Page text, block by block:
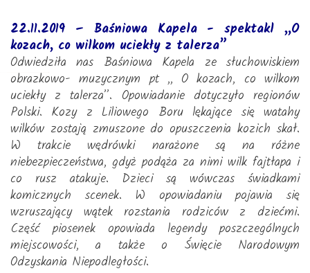
22.11.2019 – Baśniowa Kapela - spektakl „O
kozach, co wilkom uciekły z talerza”
Odwiedziła nas Baśniowa Kapela ze słuchowiskiem
obrazkowo- muzycznym pt ,, O kozach, co wilkom
uciekły z talerza”. Opowiadanie dotyczyło regionów
Polski. Kozy z Liliowego Boru lękające się watahy
wilków zostają zmuszone do opuszczenia kozich skał.
W trakcie wędrówki narażone są na różne
niebezpieczeństwa, gdyż podąża za nimi wilk fajtłapa i
co rusz atakuje. Dzieci są wówczas świadkami
komicznych scenek. W opowiadaniu pojawia się
wzruszający wątek rozstania rodziców z dziećmi.
Część piosenek opowiada legendy poszczególnych
miejscowości, a także o Święcie Narodowym
Odzyskania Niepodległości.